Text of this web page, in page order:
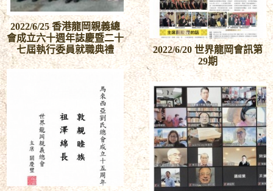
2022/6/25 香港龍岡親義總
會成立六十週年誌慶暨二十
七屆執行委員就職典禮
2022/6/20 世界龍岡會訊第
29期